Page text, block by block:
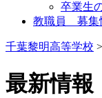
卒業生
教職員 募集
千葉黎明高等学校 >
最新情報